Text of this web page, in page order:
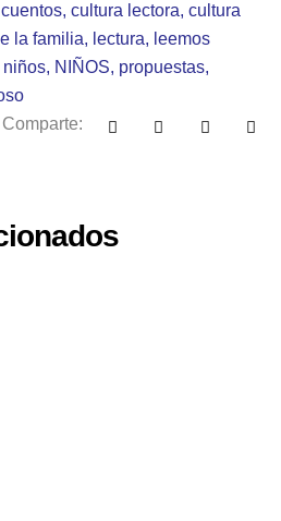
cuentos, cultura lectora, cultura
la familia, lectura, leemos
niños, NIÑOS, propuestas,
Comparte: